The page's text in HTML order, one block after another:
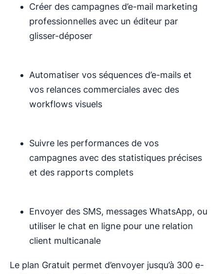
Créer des campagnes d’e-mail marketing
professionnelles avec un éditeur par
glisser-déposer
Automatiser vos séquences d’e-mails et
vos relances commerciales avec des
workflows visuels
Suivre les performances de vos
campagnes avec des statistiques précises
et des rapports complets
Envoyer des SMS, messages WhatsApp, ou
utiliser le chat en ligne pour une relation
client multicanale
Le plan Gratuit permet d’envoyer jusqu’à 300 e-